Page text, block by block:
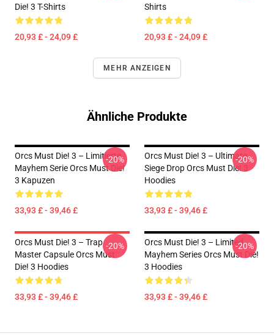
Die! 3 T-Shirts
20,93 £ - 24,09 £
Shirts
20,93 £ - 24,09 £
MEHR ANZEIGEN
Ähnliche Produkte
Orcs Must Die! 3 – Limitierte
Mayhem Serie Orcs Must Die!
3 Kapuzen
33,93 £ - 39,46 £
-20%
Orcs Must Die! 3 – Ultimate
Siege Drop Orcs Must Die! 3
Hoodies
33,93 £ - 39,46 £
-20%
Orcs Must Die! 3 – Trap
Master Capsule Orcs Must
Die! 3 Hoodies
33,93 £ - 39,46 £
-20%
Orcs Must Die! 3 – Limited
Mayhem Series Orcs Must Die!
3 Hoodies
33,93 £ - 39,46 £
-20%